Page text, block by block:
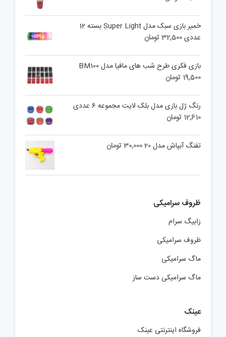
خمیر بازی سبک مدل Super Light بسته 12
عددی32,500تومان
بازی فکری طرح شب های مافیا مدل BM100
19,500 تومان
رنگ ژل بازی مدل بلک لایت مجموعه 6 عددی
12,610 تومان
تفنگ آبپاش مدل 20 30,000تومان
ظروف سرامیکی
زابیگ سرام
ظروف سرامیکی
ماگ سرامیکی
ماگ سرامیکی دست ساز
عینک
فروشگاه اینترنتی عینک